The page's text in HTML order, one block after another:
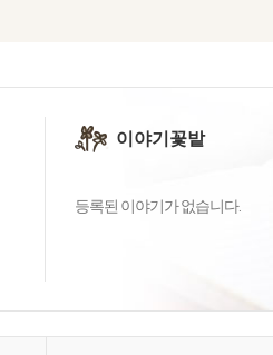
이야기꽃밭
등록된 이야기가 없습니다.